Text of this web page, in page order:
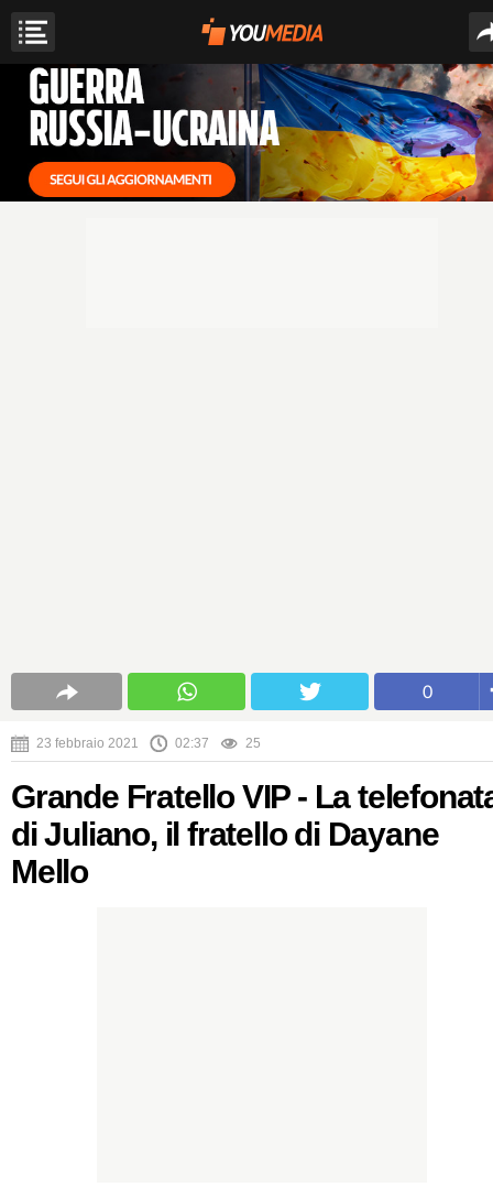
0
23 febbraio 2021 02:37 25
Grande Fratello VIP - La
di Juliano, il fratello di Dayane
Mello